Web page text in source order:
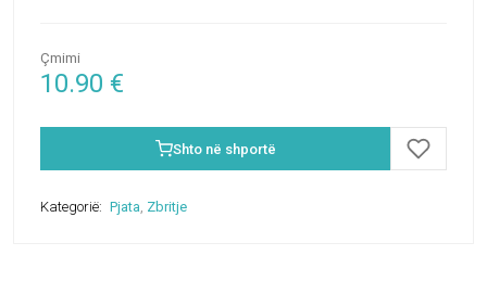
Çmimi
10.90 €
Shto në shportë
Kategorië: Pjata, Zbritje